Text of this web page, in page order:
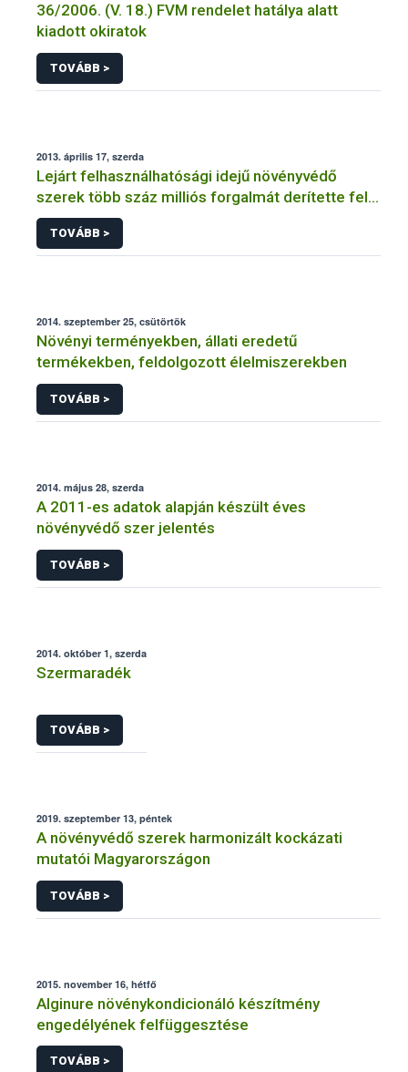
36/2006. (V. 18.) FVM rendelet hatálya alatt
kiadott okiratok
TOVÁBB >
2013. április 17, szerda
Lejárt felhasználhatósági idejű növényvédő
szerek több száz milliós forgalmát derítette fel a
NÉBIH
TOVÁBB >
2014. szeptember 25, csütörtök
Növényi terményekben, állati eredetű
termékekben, feldolgozott élelmiszerekben
TOVÁBB >
2014. május 28, szerda
A 2011-es adatok alapján készült éves
növényvédő szer jelentés
TOVÁBB >
2014. október 1, szerda
Szermaradék
TOVÁBB >
2019. szeptember 13, péntek
A növényvédő szerek harmonizált kockázati
mutatói Magyarországon
TOVÁBB >
2015. november 16, hétfő
Alginure növénykondicionáló készítmény
engedélyének felfüggesztése
TOVÁBB >